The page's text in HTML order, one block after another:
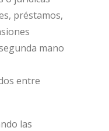
préstamos,
mano
​​entre
las